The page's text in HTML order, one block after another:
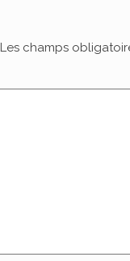
Les champs